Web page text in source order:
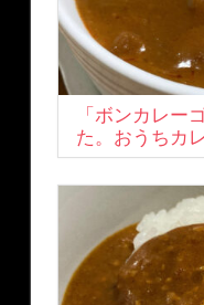
「ボンカレー
た。おうちカ